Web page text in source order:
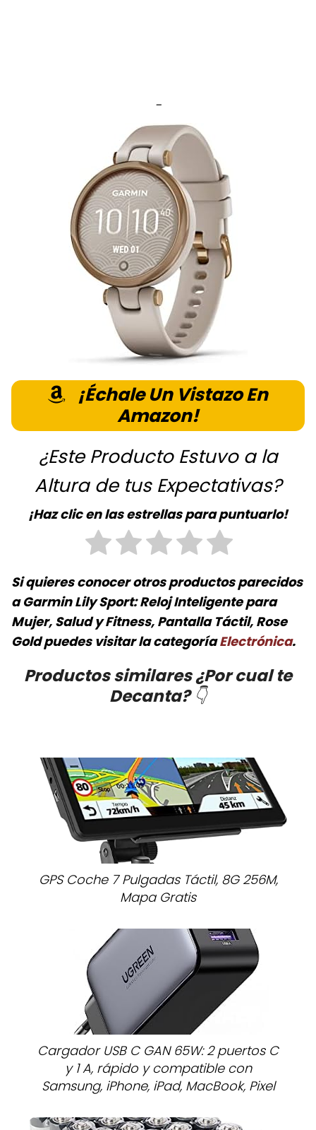
-
¡Échale Un Vistazo En
Amazon!
¿Este Producto Estuvo a la
Altura de tus Expectativas?
¡Haz clic en las estrellas para puntuarlo!
Si quieres conocer otros productos parecidos
aGarmin Lily Sport: Reloj Inteligente para
Mujer, Salud y Fitness, Pantalla Táctil, Rose
Goldpuedes visitar la categoríaElectrónica.
Productos similares ¿Por cual te
Decanta?👇
GPS Coche 7 Pulgadas Táctil, 8G 256M,
Mapa Gratis
Cargador USB C GAN 65W: 2 puertos C
y 1 A, rápido y compatible con
Samsung, iPhone, iPad, MacBook, Pixel